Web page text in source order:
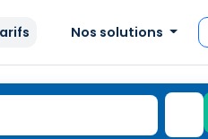
Nos solutions